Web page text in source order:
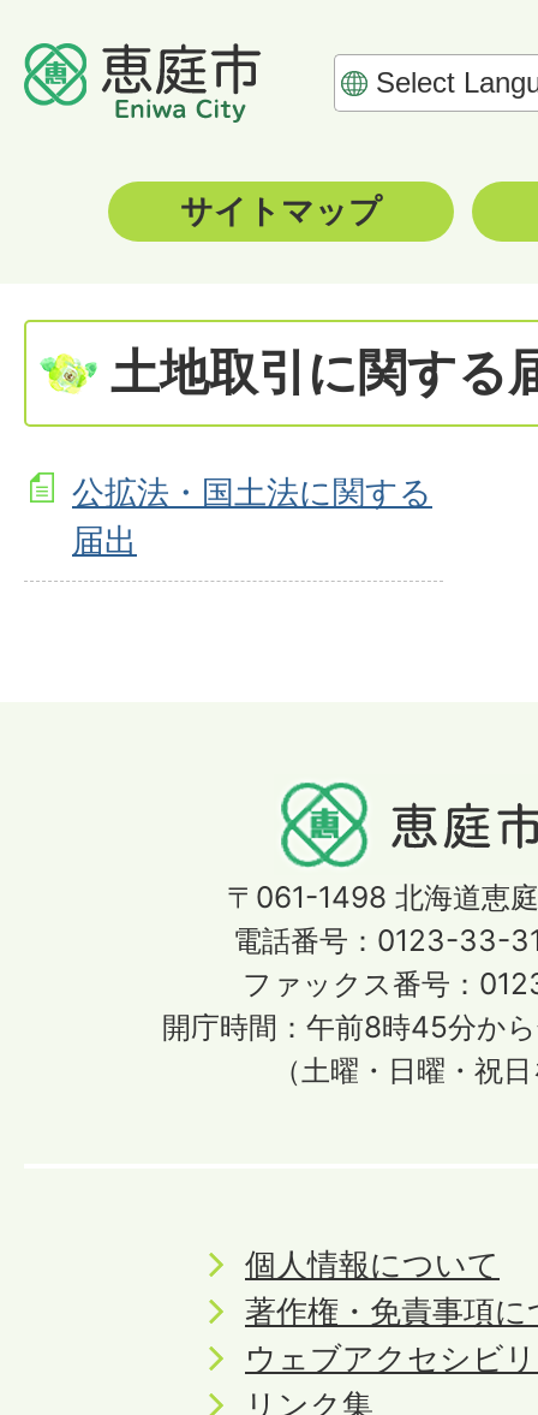
サイトマップ
土地取引に関する
公拡法・国土法に関する
届出
〒061-1498 北海道恵
電話番号：0123-33-
ファックス番号：
開庁時間：午前8時45分か
（土曜・日曜・祝
個人情報について
著作権・免責事項
ウェブアクセシビ
リンク集